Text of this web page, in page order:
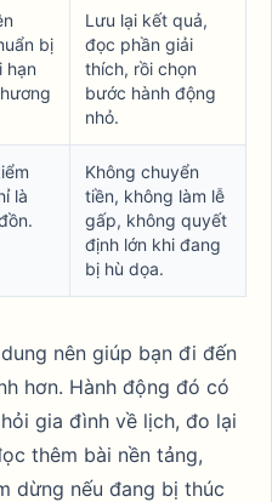
bị
hạn
Lưu lại kết quả,
đọc phần giải
thích, rồi chọn
bước hành động
nhỏ.
là
Không chuyển
tiền, không làm lễ
gấp, không quyết
định lớn khi đang
bị hù dọa.
nên giúp bạn đi đến
hơn. Hành động đó có
gia đình về lịch, đo lại
thêm bài nền tảng,
dừng nếu đang bị thúc